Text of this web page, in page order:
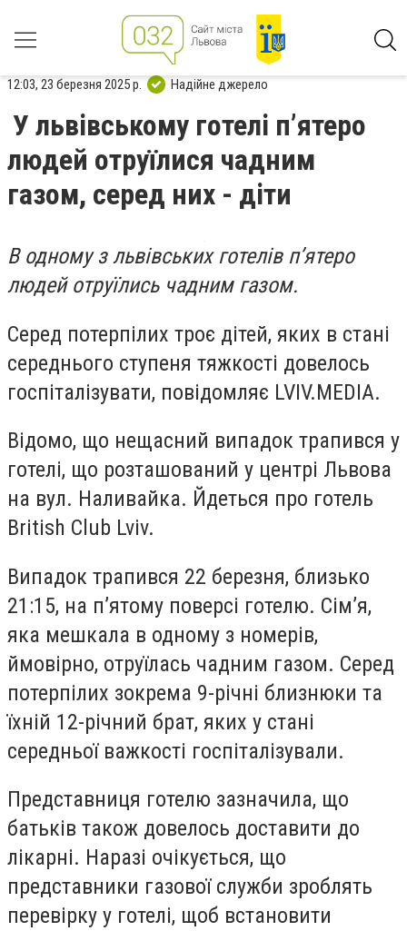
12:03, 23 березня 2025 р. Надійне джерело
У львівському готелі пʼятеро
людей отруїлися чадним
газом, серед них - діти
В одному з львівських готелів пʼятеро
людей отруїлись чадним газом.
Серед потерпілих троє дітей, яких в стані
середнього ступеня тяжкості довелось
госпіталізувати, повідомляє LVIV.MEDIA.
Відомо, що нещасний випадок трапився у
готелі, що розташований у центрі Львова
на вул. Наливайка. Йдеться про готель
British Club Lviv.
Випадок трапився 22 березня, близько
21:15, на пʼятому поверсі готелю. Сімʼя,
яка мешкала в одному з номерів,
ймовірно, отруїлась чадним газом. Серед
потерпілих зокрема 9-річні близнюки та
їхній 12-річний брат, яких у стані
середньої важкості госпіталізували.
Представниця готелю зазначила, що
батьків також довелось доставити до
лікарні. Наразі очікується, що
представники газової служби зроблять
перевірку у готелі, щоб встановити